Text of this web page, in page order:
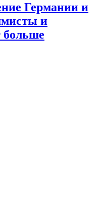
Германии и
и